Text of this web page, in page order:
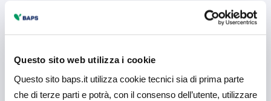
Questo sito web utilizza i cookie
Questo sito baps.it utilizza cookie tecnici sia di prima parte
che di terze parti e potrà, con il consenso dell’utente, utilizzare